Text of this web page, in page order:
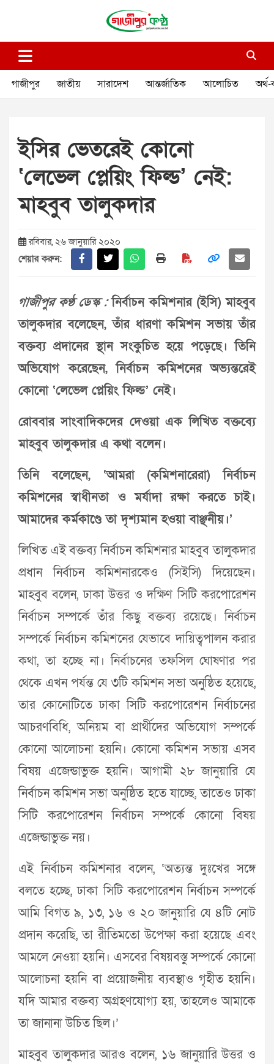
গাজীপুর কণ্ঠ
গাজীপুর জাতীয় সারাদেশ আন্তর্জাতিক আলোচিত অর্থ-
ইসির ভেতরেই কোনো
‘লেভেল প্লেয়িং ফিল্ড’ নেই:
মাহবুব তালুকদার
রবিবার, ২৬ জানুয়ারি ২০২০
শেয়ার করুন:
গাজীপুর কণ্ঠ ডেস্ক :নির্বাচন কমিশনার (ইসি) মাহবুব
তালুকদার বলেছেন, তাঁর ধারণা কমিশন সভায় তাঁর
বক্তব্য প্রদানের স্থান সংকুচিত হয়ে পড়েছে। তিনি
অভিযোগ করেছেন, নির্বাচন কমিশনের অভ্যন্তরেই
কোনো ‘লেভেল প্লেয়িং ফিল্ড’ নেই।
রোববার সাংবাদিকদের দেওয়া এক লিখিত বক্তব্যে
মাহবুব তালুকদার এ কথা বলেন।
তিনি বলেছেন, ‘আমরা (কমিশনারেরা) নির্বাচন
কমিশনের স্বাধীনতা ও মর্যাদা রক্ষা করতে চাই।
আমাদের কর্মকাণ্ডে তা দৃশ্যমান হওয়া বাঞ্ছনীয়।’
লিখিত এই বক্তব্য নির্বাচন কমিশনার মাহবুব তালুকদার
প্রধান নির্বাচন কমিশনারকেও (সিইসি) দিয়েছেন।
মাহবুব বলেন, ঢাকা উত্তর ও দক্ষিণ সিটি করপোরেশন
নির্বাচন সম্পর্কে তাঁর কিছু বক্তব্য রয়েছে। নির্বাচন
সম্পর্কে নির্বাচন কমিশনের যেভাবে দায়িত্বপালন করার
কথা, তা হচ্ছে না। নির্বাচনের তফসিল ঘোষণার পর
থেকে এখন পর্যন্ত যে ৩টি কমিশন সভা অনুষ্ঠিত হয়েছে,
তার কোনোটিতে ঢাকা সিটি করপোরেশন নির্বাচনের
আচরণবিধি, অনিয়ম বা প্রার্থীদের অভিযোগ সম্পর্কে
কোনো আলোচনা হয়নি। কোনো কমিশন সভায় এসব
বিষয় এজেন্ডাভুক্ত হয়নি। আগামী ২৮ জানুয়ারি যে
নির্বাচন কমিশন সভা অনুষ্ঠিত হতে যাচ্ছে, তাতেও ঢাকা
সিটি করপোরেশন নির্বাচন সম্পর্কে কোনো বিষয়
এজেন্ডাভুক্ত নয়।
এই নির্বাচন কমিশনার বলেন, ‘অত্যন্ত দুঃখের সঙ্গে
বলতে হচ্ছে, ঢাকা সিটি করপোরেশন নির্বাচন সম্পর্কে
আমি বিগত ৯, ১৩, ১৬ ও ২০ জানুয়ারি যে ৪টি নোট
প্রদান করেছি, তা রীতিমতো উপেক্ষা করা হয়েছে এবং
আমলে নেওয়া হয়নি। এসবের বিষয়বস্তু সম্পর্কে কোনো
আলোচনা হয়নি বা প্রয়োজনীয় ব্যবস্থাও গৃহীত হয়নি।
যদি আমার বক্তব্য অগ্রহণযোগ্য হয়, তাহলেও আমাকে
তা জানানা উচিত ছিল।’
মাহবুব তালুকদার আরও বলেন, ১৬ জানুয়ারি উত্তর ও